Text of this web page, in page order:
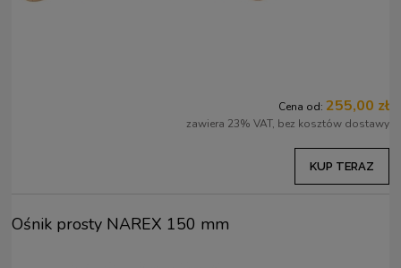
Cena od: 255,00 zł
zawiera 23% VAT, bez kosztów dostawy
KUP TERAZ
Ośnik prosty NAREX 150 mm